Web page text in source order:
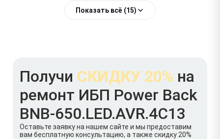
Показать всё (15)
Получи СКИДКУ 20% на
ремонт ИБП Power Back
BNB-650.LED.AVR.4C13
Оставьте заявку на нашем сайте и мы предоставим
вам бесплатную консультацию, а также скидку 20%